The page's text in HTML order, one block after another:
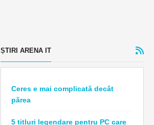
ȘTIRI ARENA IT
Ceres e mai complicată decât
părea
5 titluri legendare pentru PC care